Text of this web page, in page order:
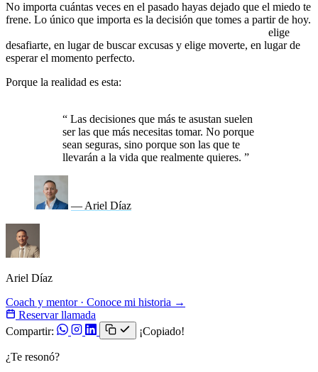
No importa cuántas veces en el pasado hayas dejado que el miedo te
frene. Lo único que importa es la decisión que tomes a partir de hoy.
elige
desafiarte, en lugar de buscar excusas y elige moverte, en lugar de
esperar el momento perfecto.
Porque la realidad es esta:
“ Las decisiones que más te asustan suelen
ser las que más necesitas tomar. No porque
sean seguras, sino porque son las que te
llevarán a la vida que realmente quieres. ”
— Ariel Díaz
Ariel Díaz
Coach y mentor · Conoce mi historia →
Reservar llamada
Compartir:
¡Copiado!
¿Te resonó?